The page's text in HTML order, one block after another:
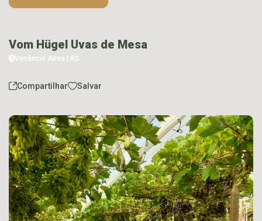
Vom Hügel Uvas de Mesa
Venâncio Aires | RS
Compartilhar Salvar